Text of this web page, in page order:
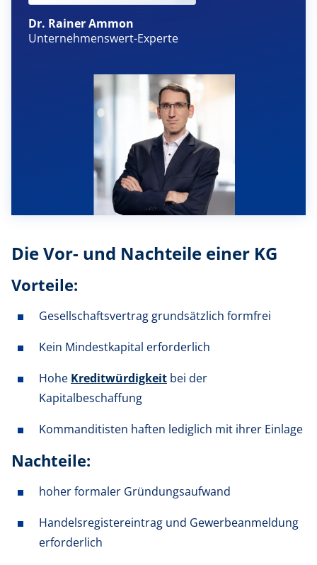
Dr. Rainer Ammon
Unternehmenswert-Experte
Die Vor- und Nachteile einer KG
Vorteile:
Gesellschaftsvertrag grundsätzlich formfrei
Kein Mindestkapital erforderlich
Hohe Kreditwürdigkeit bei der
Kapitalbeschaffung
Kommanditisten haften lediglich mit ihrer Einlage
Nachteile:
hoher formaler Gründungsaufwand
Handelsregistereintrag und Gewerbeanmeldung
erforderlich